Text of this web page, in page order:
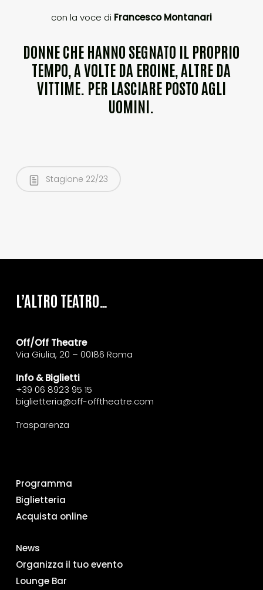
con la voce di Francesco Montanari
DONNE CHE HANNO SEGNATO IL PROPRIO
TEMPO, A VOLTE DA EROINE, ALTRE DA
VITTIME. PER LASCIARE POSTO AGLI
UOMINI.
Stagione 22/23
L’ALTRO TEATRO…
Off/Off Theatre
Via Giulia, 20 – 00186 Roma
Info & Biglietti
+39 06 8923 95 15
biglietteria@off-offtheatre.com
Trasparenza
Programma
Biglietteria
Acquista online
News
Organizza il tuo evento
Lounge Bar